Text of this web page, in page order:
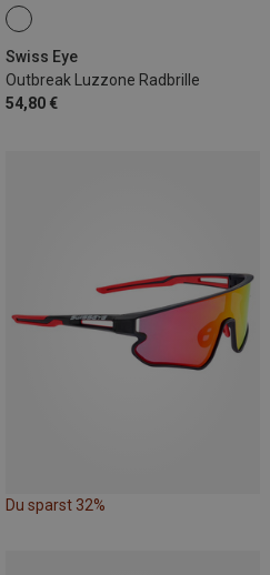
Swiss Eye
Outbreak Luzzone Radbrille
54,80 €
Du sparst 32%